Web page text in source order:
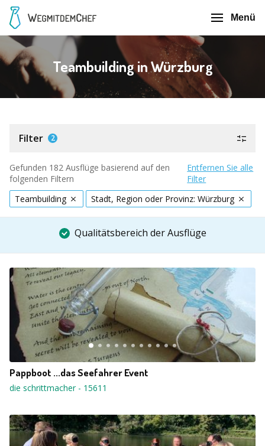
Menü
Teambuilding in Würzburg
Filter 2
Gefunden 182 Ausflüge basierend auf den
folgenden Filtern
Entfernen Sie alle
Filter
Teambuilding
Stadt, Region oder Provinz: Würzburg
Qualitätsbereich der Ausflüge
Pappboot ...das Seefahrer Event
die schrittmacher- 15611